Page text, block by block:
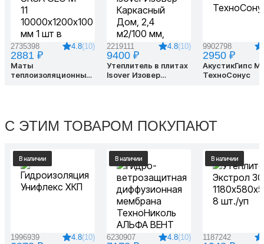
2735398 4.8(10)
2881 ₽
Маты
теплоизоляционные
2219111 4.8(10)
9400 ₽
Утеплитель в плитах
Isover Изовер
9902798
2950 ₽
АкустикГипс M1
ТехноСонус
С ЭТИМ ТОВАРОМ ПОКУПАЮТ
В наличии
1996939 4.8(10)
В наличии
6230907 4.8(10)
В наличии
1187242